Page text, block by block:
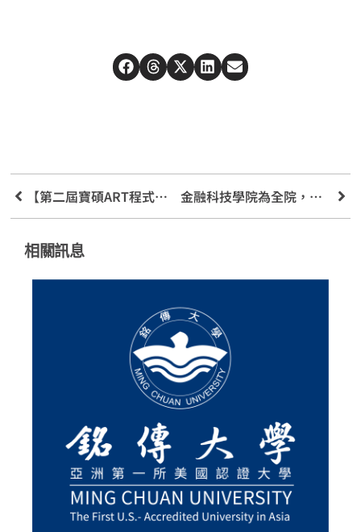
【第二屆寶碩ART程式交易競賽】開跑!人機對決!!! 金融科技學院為全院，為學生規劃一系列AI課程，新學期跨系選課—選起來! !
相關訊息